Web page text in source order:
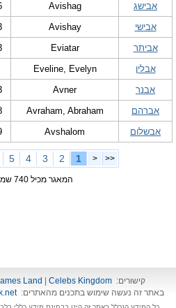
אבישג
Avishag
אבישי
Avishay
אביתר
Eviatar
אבלין
Eveline, Evelyn
אבנר
Avner
אברהם
Avraham, Abraham
אבשלום
Avshalom
<<
<
1
2
3
4
5
המאגר מכיל 740 שמות נפוצים
קישורים: Land
Celebs Kingdom
באתר זה נעשה שימוש בתכנים מהאתרים: